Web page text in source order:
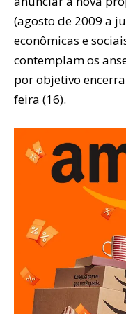
(agosto de 2009 a
econômicas e
contemplam os
por objetivo
feira (16).